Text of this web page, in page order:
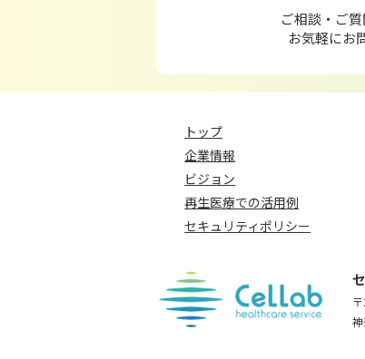
ご相談・ご質
お気軽にお
トップ
企業情報
ビジョン
再生医療での活用例
セキュリティポリシー